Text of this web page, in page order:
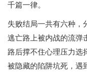
千篇一律。
失败结局一共有六种，
逃亡路上被内战的流弹
路后撑不住心理压力选
被隐藏的陷阱坑死，遇